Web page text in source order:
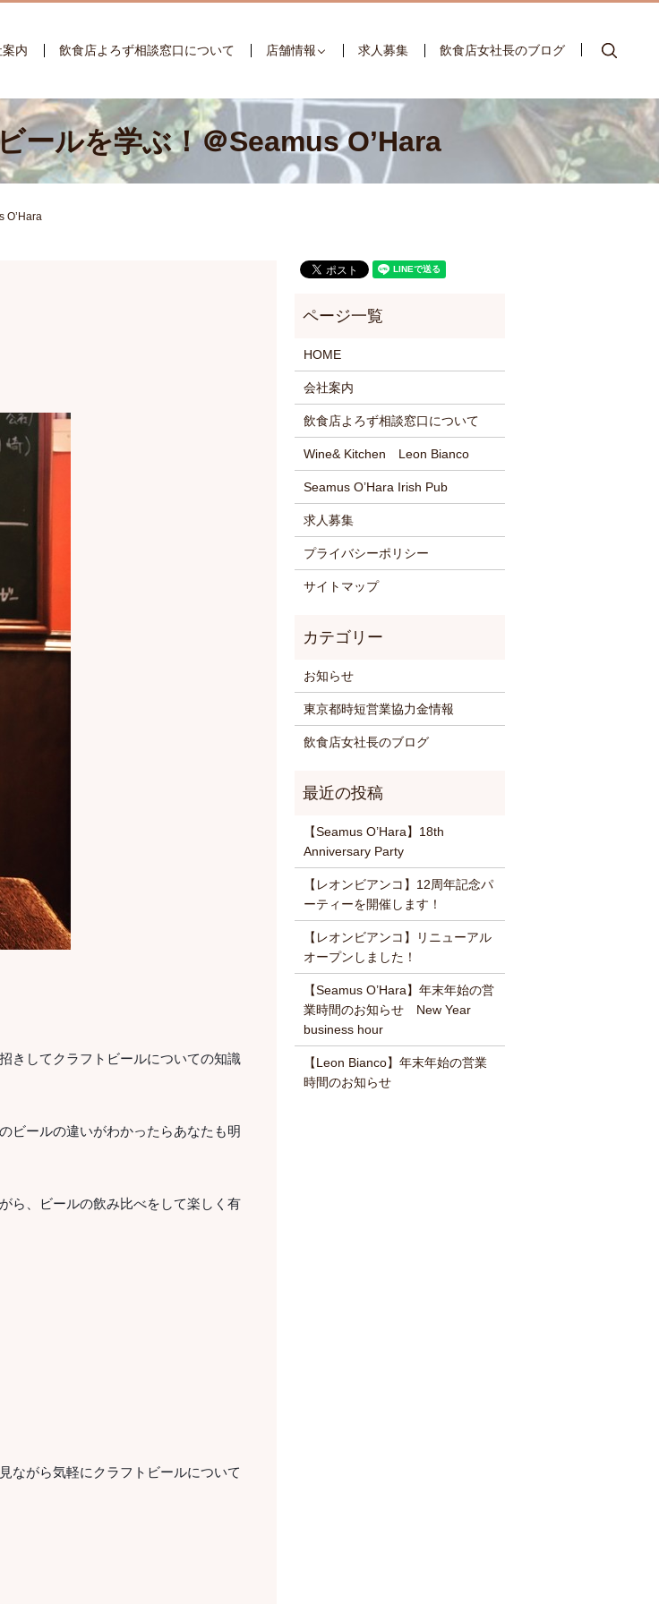
内 飲食店よろず相談窓口について 店舗情報 求人募集 飲食店女社長のブログ
ールを学ぶ！＠Seamus O’Hara
O’Hara
きしてクラフトビールについての知識
ビールの違いがわかったらあなたも明
ら、ビールの飲み比べをして楽しく有
ながら気軽にクラフトビールについて
HOME
会社案内
飲食店よろず相談窓口について
Wine& Kitchen Leon Bianco
Seamus O’Hara Irish Pub
求人募集
プライバシーポリシー
サイトマップ
お知らせ
東京都時短営業協力金情報
飲食店女社長のブログ
【Seamus O’Hara】18th
Anniversary Party
【レオンビアンコ】12周年記念パ
ーティーを開催します！
【レオンビアンコ】リニューアル
オープンしました！
【Seamus O’Hara】年末年始の営
業時間のお知らせ New Year
business hour
【Leon Bianco】年末年始の営業
時間のお知らせ